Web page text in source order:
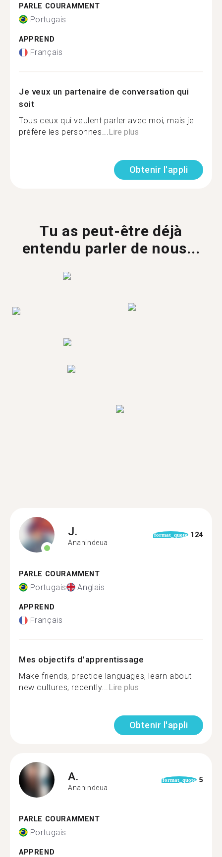
PARLE COURAMMENT
Portugais
APPREND
Français
Je veux un partenaire de conversation qui
soit
Tous ceux qui veulent parler avec moi, mais je
préfère les personnes...Lire plus
Obtenir l'appli
Tu as peut-être déjà
entendu parler de nous...
J.
Ananindeua
format_quote 124
PARLE COURAMMENT
Portugais Anglais
APPREND
Français
Mes objectifs d'apprentissage
Make friends, practice languages, learn about
new cultures, recently...Lire plus
Obtenir l'appli
A.
Ananindeua
format_quote 5
PARLE COURAMMENT
Portugais
APPREND